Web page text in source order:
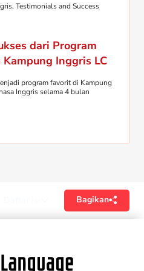
, Testimonials and Success
dari Program
Inggris LC
program favorit di Kampung
Inggris selama 4 bulan
Bagikan